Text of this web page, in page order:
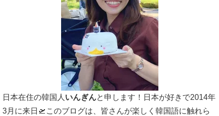
日本在住の韓国人 いんぎんと申します！日本が好きで2014年
3月に来日🛫このブログは、皆さんが楽しく韓国語に触れら